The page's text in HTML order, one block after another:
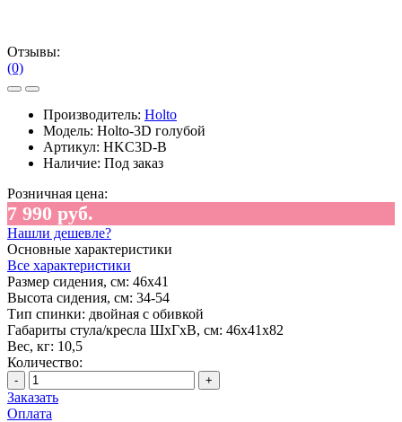
Отзывы:
(0)
Производитель: Holto
Модель: Holto-3D голубой
Артикул: HKC3D-B
Наличие: Под заказ
Розничная цена:
7 990 руб.
Нашли дешевле?
Основные характеристики
Все характеристики
Размер сидения, см: 46х41
Высота сидения, см: 34-54
Тип спинки: двойная с обивкой
Габариты стула/кресла ШхГхВ, см: 46х41х82
Вес, кг: 10,5
Количество:
- +
Заказать
Оплата